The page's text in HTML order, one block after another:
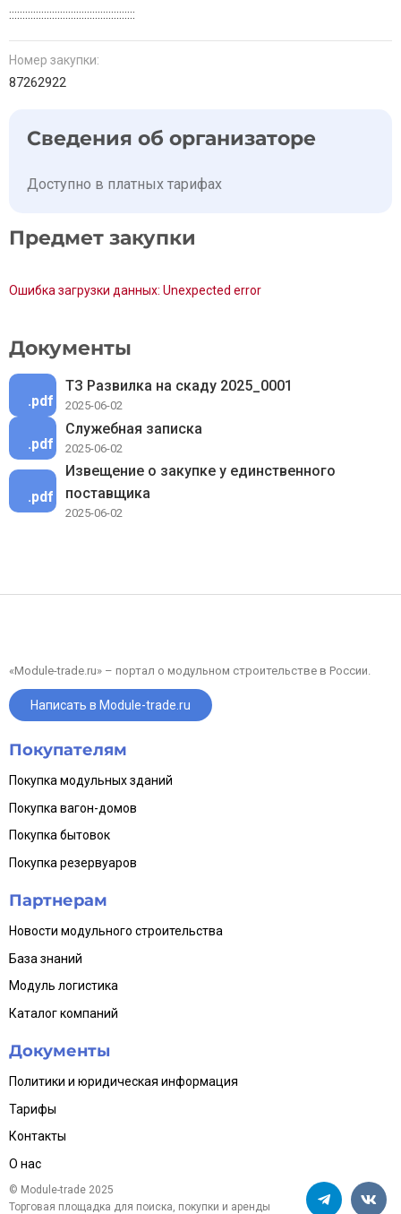
:::::::::::::::::::::::::::::::::::::::::::::::
Номер закупки:
87262922
Сведения об организаторе
Доступно в платных тарифах
Предмет закупки
Ошибка загрузки данных: Unexpected error
Документы
.pdf
ТЗ Развилка на скаду 2025_0001
2025-06-02
.pdf
Служебная записка
2025-06-02
.pdf
Извещение о закупке у единственного
поставщика
2025-06-02
«Module-trade.ru» – портал о модульном строительстве в России.
Написать в Module-trade.ru
Покупателям
Покупка модульных зданий
Покупка вагон-домов
Покупка бытовок
Покупка резервуаров
Партнерам
Новости модульного строительства
База знаний
Модуль логистика
Каталог компаний
Документы
Политики и юридическая информация
Тарифы
Контакты
О нас
© Module-trade 2025
Торговая площадка для поиска, покупки и аренды